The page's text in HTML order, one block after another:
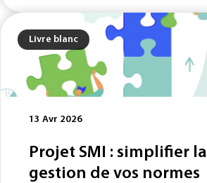
Livre blanc
13 Avr 2026
Projet SMI : simplifier la
gestion de vos normes